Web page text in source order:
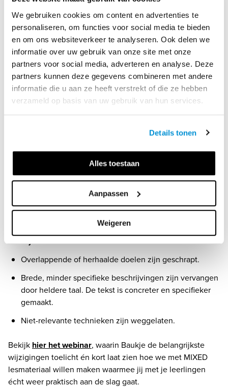
We gebruiken cookies om content en advertenties te
personaliseren, om functies voor social media te bieden
en om ons websiteverkeer te analyseren. Ook delen we
informatie over uw gebruik van onze site met onze
partners voor social media, adverteren en analyse. Deze
partners kunnen deze gegevens combineren met andere
informatie die u aan ze heeft verstrekt of die ze hebben
verzameld op basis van uw gebruik van hun services.
Details tonen
Alles toestaan
Aanpassen
Weigeren
Verantwoording wijzigingen conceptsyllabus Zorg &
Welzijn vind je een uitgebreid overzicht. In het kort zijn dit
de wijzigingen die je moet weten:
Toegevoegd
Er zijn extra vaardigheden en kennisdoelen
toegevoegd, bijvoorbeeld over duurzame voeding,
hygiënevoorschriften, (social)media en technologieën
(domotica, robotica).
Er zijn meer details opgenomen over leeftijdsgroepen,
Praktijkgerichte toevoegingen bij taken zoals gezonde
voeding en schoonmaak, met nadruk op biologische
Er is een sterkere focus op ICT, zoals presentatietools
Verwijderd
Overlappende of herhaalde doelen zijn geschrapt.
Brede, minder specifieke beschrijvingen zijn vervangen
door heldere taal. De tekst is concreter en specifieker
gemaakt.
Niet-relevante technieken zijn weggelaten.
Bekijk hier het webinar, waarin Baukje de belangrijkste
wijzigingen toelicht én kort laat zien hoe we met MIXED
lesmateriaal willen maken waarmee jij met je leerlingen
écht weer praktisch aan de slag gaat.